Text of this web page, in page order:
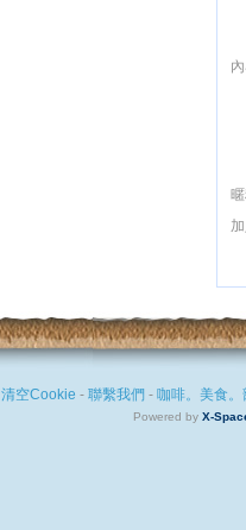
清空Cookie -聯繫我們 -咖啡。美食。
Powered byX-